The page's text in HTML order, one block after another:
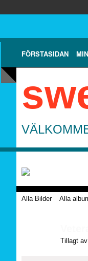
FÖRSTASIDAN
Alla Bilder Alla
Tillagt av